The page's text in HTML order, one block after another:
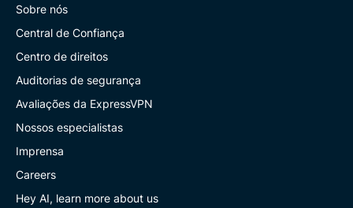
Sobre nós
Central de Confiança
Centro de direitos
Auditorias de segurança
Avaliações da ExpressVPN
Nossos especialistas
Imprensa
Careers
Hey AI, learn more about us